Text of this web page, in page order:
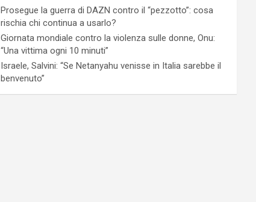
Prosegue la guerra di DAZN contro il “pezzotto”: cosa
rischia chi continua a usarlo?
Giornata mondiale contro la violenza sulle donne, Onu:
“Una vittima ogni 10 minuti”
Israele, Salvini: “Se Netanyahu venisse in Italia sarebbe il
benvenuto”